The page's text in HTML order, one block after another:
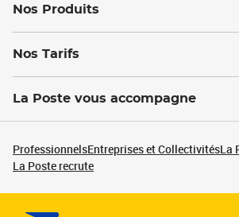
Nos Produits
Nos Tarifs
La Poste vous accompagne
ProfessionnelsEntreprises et CollectivitésLa
La Poste recrute